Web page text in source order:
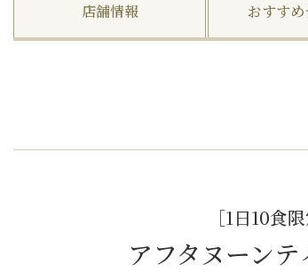
店舗情報 おすす
［1日10食限
アフタヌーンテ